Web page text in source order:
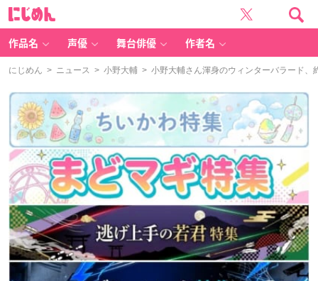
作品名 声優 舞台俳優 作者名
にじめん > ニュース > 小野大輔 > 小野大輔さん渾身のウィンターバラード、